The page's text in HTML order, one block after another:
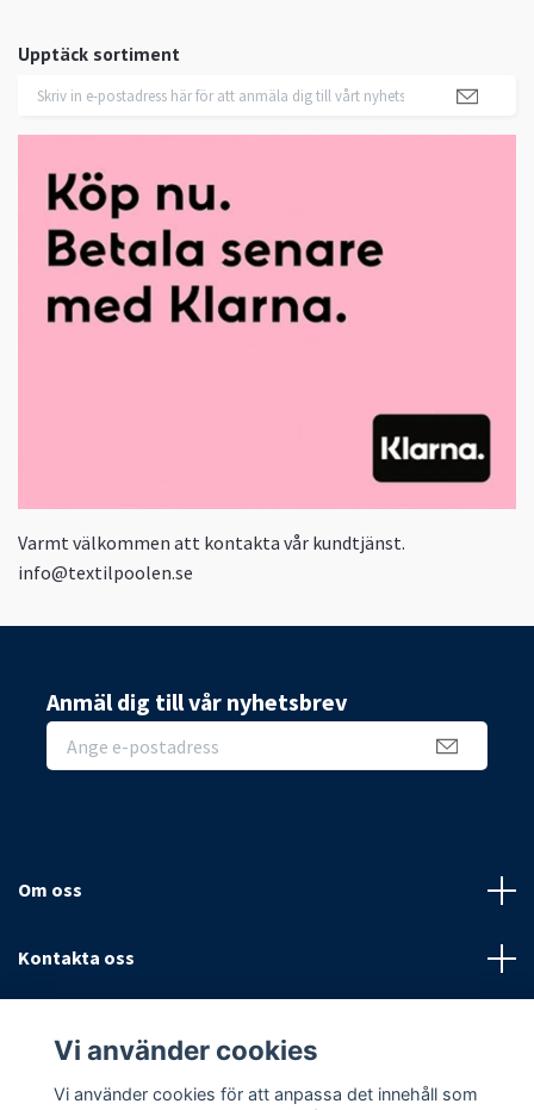
Upptäck sortiment
Varmt välkommen att kontakta vår kundtjänst.
info@textilpoolen.se
Anmäl dig till vår nyhetsbrev
Om oss
Kontakta oss
Sociala medier
Vi använder cookies
Vi använder cookies för att anpassa det innehåll som